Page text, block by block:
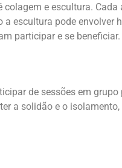
e escultura.
escultura pode
participar e se beneficiar.
de sessões em
a solidão e o